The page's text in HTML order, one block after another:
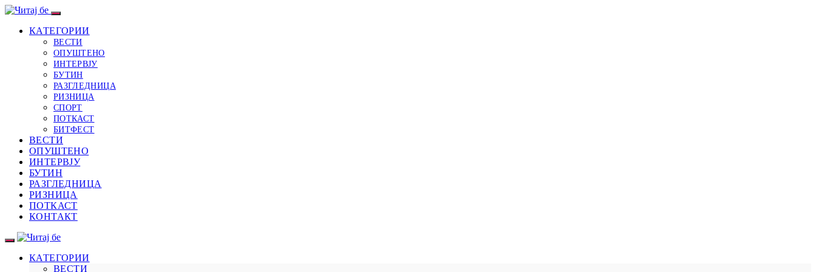
КАТЕГОРИИ
ВЕСТИ
ОПУШТЕНО
ИНТЕРВЈУ
БУТИН
РАЗГЛЕДНИЦА
РИЗНИЦА
СПОРТ
ПОТКАСТ
БИТФЕСТ
ВЕСТИ
ОПУШТЕНО
ИНТЕРВЈУ
БУТИН
РАЗГЛЕДНИЦА
РИЗНИЦА
ПОТКАСТ
КОНТАКТ
КАТЕГОРИИ
ВЕСТИ